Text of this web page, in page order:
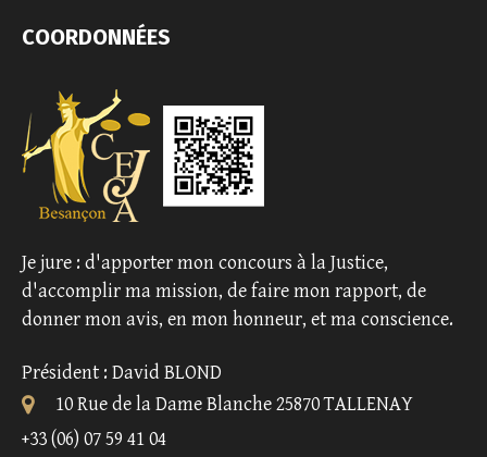
COORDONNÉES
Je jure : d'apporter mon concours à la Justice,
d'accomplir ma mission, de faire mon rapport, de
donner mon avis, en mon honneur, et ma conscience.
Président : David BLOND
10 Rue de la Dame Blanche 25870 TALLENAY
+33 (06) 07 59 41 04